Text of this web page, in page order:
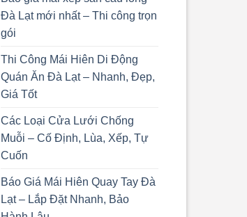
Đà Lạt mới nhất – Thi công trọn
gói
Thi Công Mái Hiên Di Động
Quán Ăn Đà Lạt – Nhanh, Đẹp,
Giá Tốt
Các Loại Cửa Lưới Chống
Muỗi – Cố Định, Lùa, Xếp, Tự
Cuốn
Báo Giá Mái Hiên Quay Tay Đà
Lạt – Lắp Đặt Nhanh, Bảo